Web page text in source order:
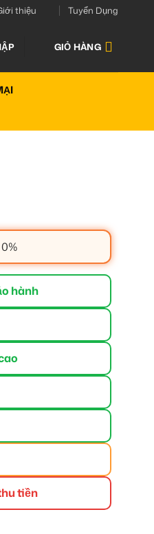
thiệu Tuyển Dụng
GIỎ HÀNG
hành
tiền